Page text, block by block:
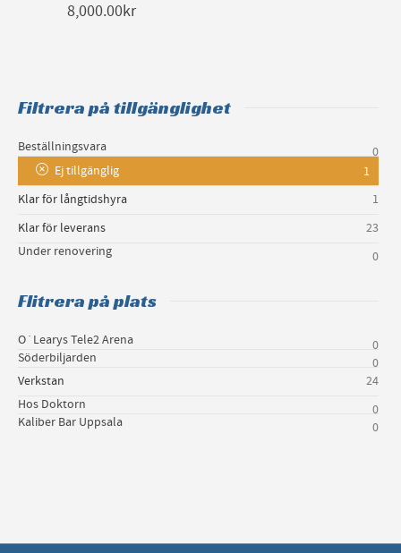
8,000.00kr
Filtrera på tillgänglighet
Beställningsvara
0
Ej tillgänglig
1
Klar för långtidshyra
1
Klar för leverans
23
Under renovering
0
Flitrera på plats
O´Learys Tele2 Arena 0
Söderbiljarden
0
Verkstan
24
Hos Doktorn
0
Kaliber Bar Uppsala 0